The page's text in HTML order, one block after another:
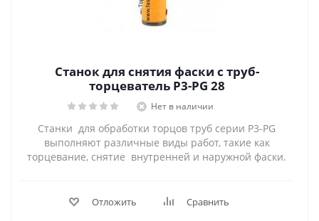
Станок для снятия фаски с труб-
торцеватель P3-PG 28
Нет в наличии
Станки для обработки торцов труб серии P3-PG
выполняют различные виды работ, такие как
торцевание, снятие внутренней и наружной фаски.
Отложить Сравнить